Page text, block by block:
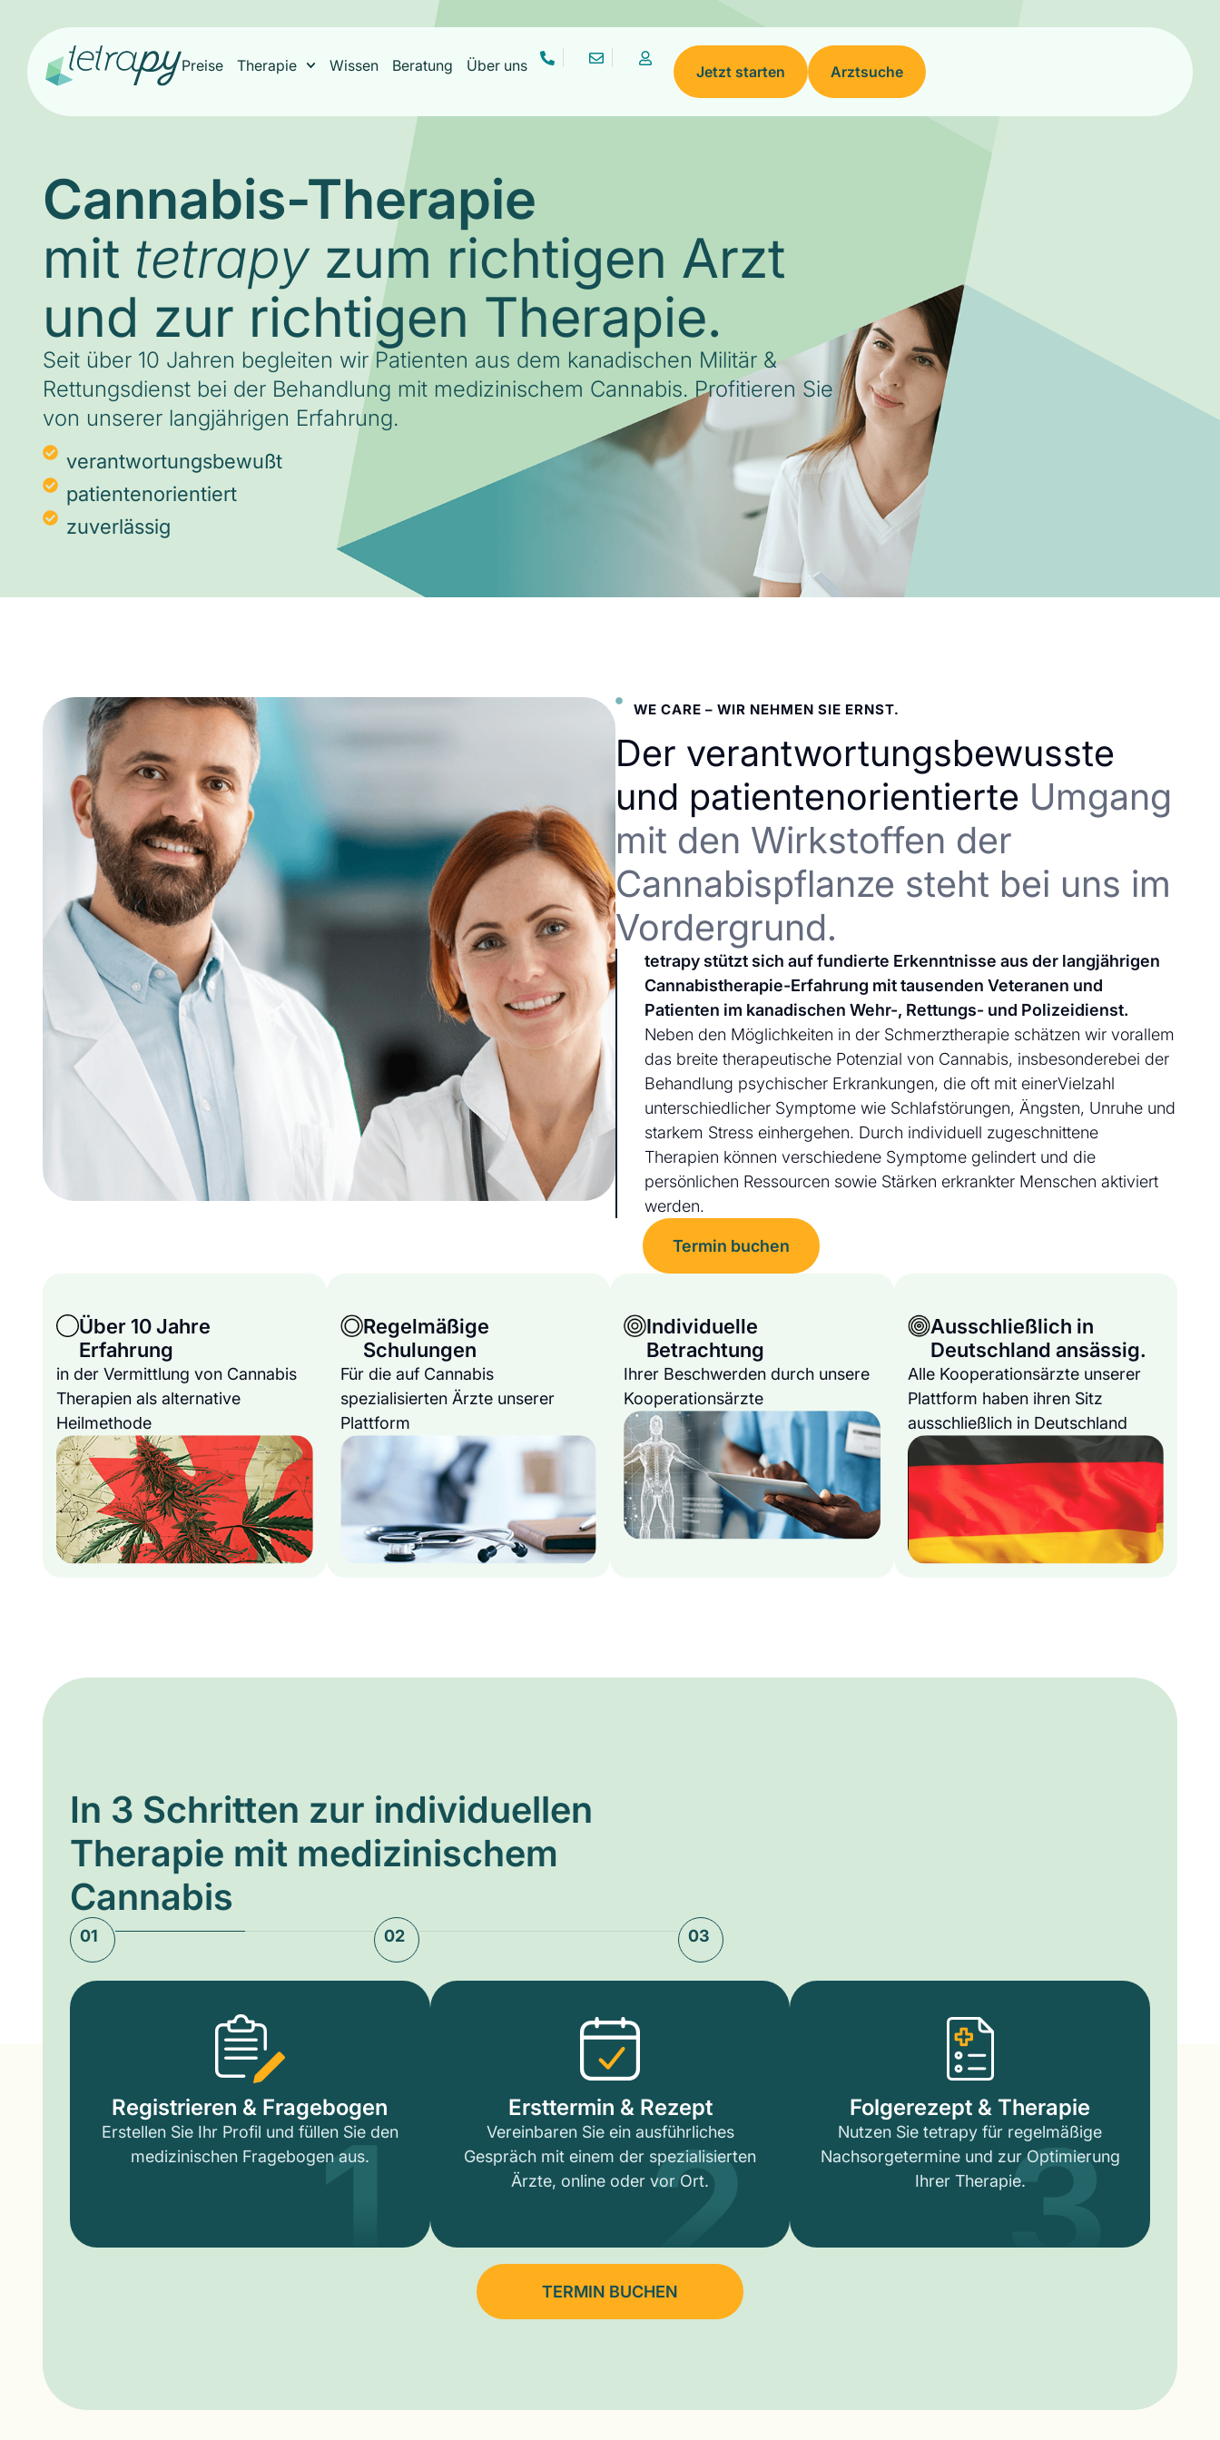
Preise Therapie Wissen Beratung Über uns Jetzt starten Arztsuche
Cannabis-Therapie
mit tetrapyzum richtigen Arzt
und zur richtigen Therapie.
Seit über 10 Jahren begleiten wir Patienten aus dem kanadischen Militär &
Rettungsdienst bei der Behandlung mit medizinischem Cannabis. Profitieren Sie
von unserer langjährigen Erfahrung.
verantwortungsbewußt
patientenorientiert
zuverlässig
WE CARE – WIR NEHMEN SIE ERNST.
Der verantwortungsbewusste
und patientenorientierte Umgang
mit den Wirkstoffen der
Cannabispflanze steht bei uns im
Vordergrund.
tetrapy stützt sich auf fundierte Erkenntnisse aus der langjährigen
Cannabistherapie-Erfahrung mit tausenden Veteranen und
Patienten im kanadischen Wehr-, Rettungs- und Polizeidienst.
Neben den Möglichkeiten in der Schmerztherapie schätzen wir vorallem
das breite therapeutische Potenzial von Cannabis, insbesonderebei der
Behandlung psychischer Erkrankungen, die oft mit einerVielzahl
unterschiedlicher Symptome wie Schlafstörungen, Ängsten, Unruhe und
starkem Stress einhergehen. Durch individuell zugeschnittene
Therapien können verschiedene Symptome gelindert und die
persönlichen Ressourcen sowie Stärken erkrankter Menschen aktiviert
werden.
Termin buchen
Über 10 Jahre
Erfahrung
in der Vermittlung von Cannabis
Therapien als alternative
Heilmethode
Regelmäßige
Schulungen
Für die auf Cannabis
spezialisierten Ärzte unserer
Plattform
Individuelle
Betrachtung
Ihrer Beschwerden durch unsere
Kooperationsärzte
Ausschließlich in
Deutschland ansässig.
Alle Kooperationsärzte unserer
Plattform haben ihren Sitz
ausschließlich in Deutschland
In 3 Schritten zur individuellen
Therapie mit medizinischem
Cannabis
01 02 03
Registrieren & Fragebogen
Erstellen Sie Ihr Profil und füllen Sie den
medizinischen Fragebogen aus.
1 Ersttermin & Rezept
Vereinbaren Sie ein ausführliches
Gespräch mit einem der spezialisierten
Ärzte, online oder vor Ort.
2 Folgerezept & Therapie
Nutzen Sie tetrapy für regelmäßige
Nachsorgetermine und zur Optimierung
Ihrer Therapie.3
TERMIN BUCHEN